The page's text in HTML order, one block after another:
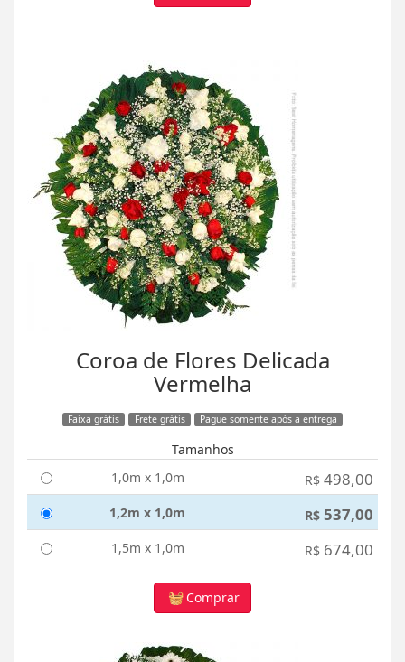
Coroa de Flores Delicada
Vermelha
Faixa grátis Frete grátis Pague somente após a entrega
Tamanhos
1,0m x 1,0m
R$ 498,00
1,2m x 1,0m R$ 537,00
1,5m x 1,0m R$ 674,00
Comprar